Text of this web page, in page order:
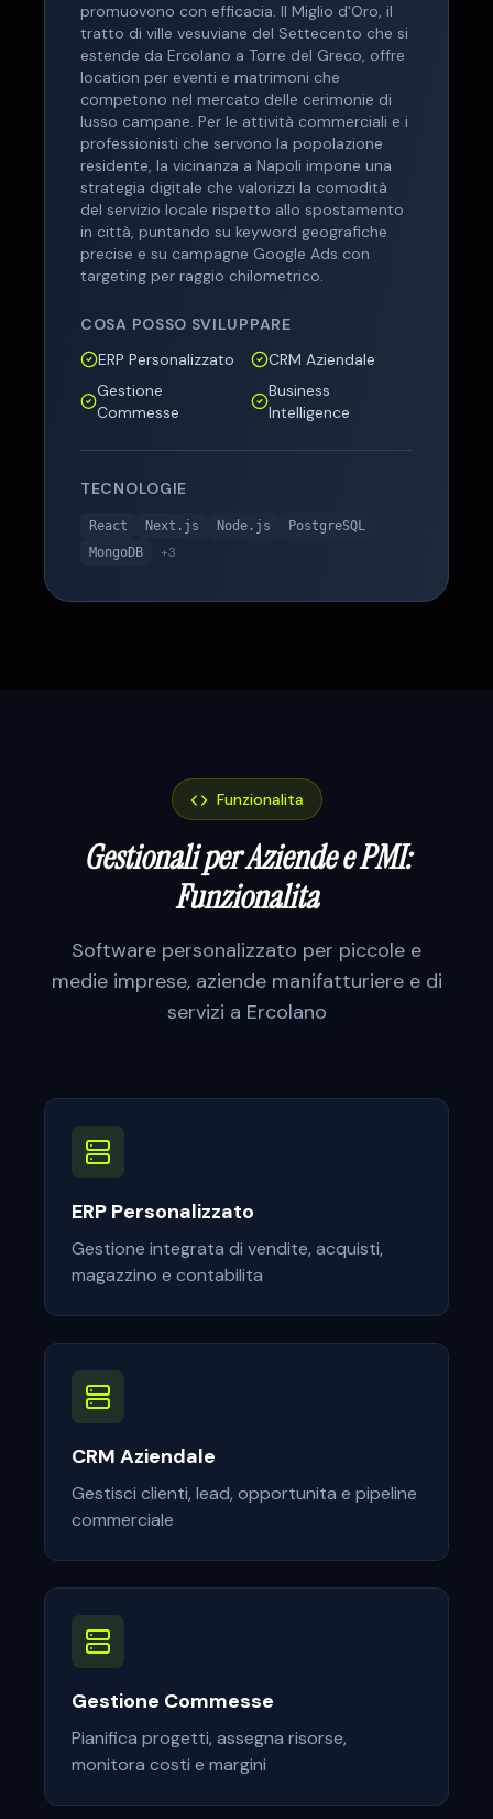
promuovono con efficacia. Il Miglio d'Oro, il
tratto di ville vesuviane del Settecento che si
estende da Ercolano a Torre del Greco, offre
location per eventi e matrimoni che
competono nel mercato delle cerimonie di
lusso campane. Per le attività commerciali e i
professionisti che servono la popolazione
residente, la vicinanza a Napoli impone una
strategia digitale che valorizzi la comodità
del servizio locale rispetto allo spostamento
in città, puntando su keyword geografiche
precise e su campagne Google Ads con
targeting per raggio chilometrico.
COSA POSSO SVILUPPARE
ERP Personalizzato
CRM Aziendale
Gestione
Commesse
Business
Intelligence
TECNOLOGIE
React Next.js Node.js
PostgreSQL
MongoDB
+3
Funzionalita
Gestionali per Aziende e PMI:
Funzionalita
Software personalizzato per piccole e
medie imprese, aziende manifatturiere e di
servizi a Ercolano
ERP Personalizzato
Gestione integrata di vendite, acquisti,
magazzino e contabilita
CRM Aziendale
Gestisci clienti, lead, opportunita e pipeline
commerciale
Gestione Commesse
Pianifica progetti, assegna risorse,
monitora costi e margini